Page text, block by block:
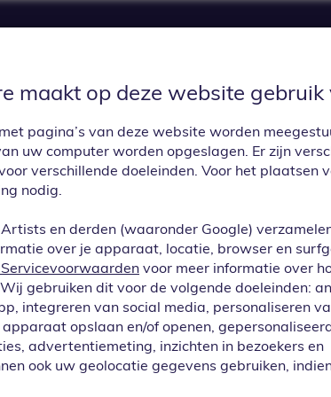
UPDATES PRIJZEN APP CENTER
hoogte
maakt op deze website gebruik
pagina’s van deze website worden
uw computer worden opgeslagen. Er zijn
verschillende doeleinden. Voor het plaatsen
nodig.
en derden (waaronder Google)
over je apparaat, locatie, browser en
voor meer informatie over
gebruiken dit voor de volgende doeleinden:
integreren van social media, personaliseren
opslaan en/of openen,
advertentiemeting, inzichten in bezoekers en
ook uw geolocatie gegevens gebruiken,